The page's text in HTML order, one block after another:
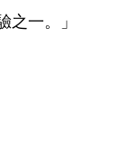
之一。」